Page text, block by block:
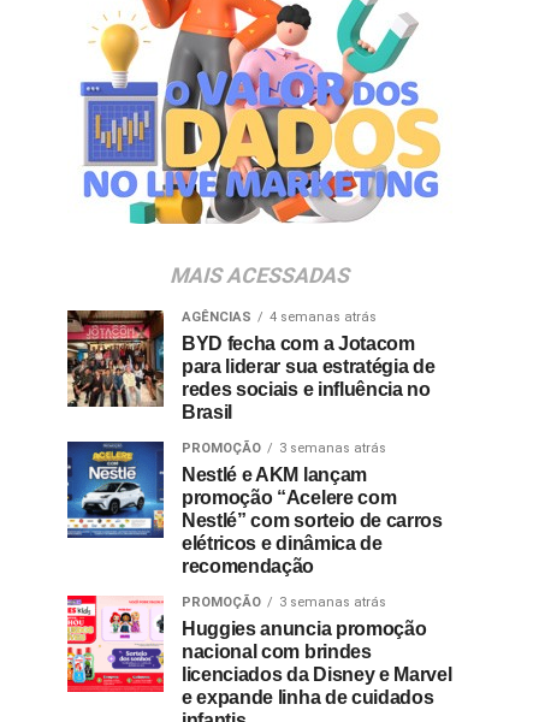
MAIS ACESSADAS
AGÊNCIAS 4 semanas atrás
BYD fecha com a Jotacom
para liderar sua estratégia de
redes sociais e influência no
Brasil
PROMOÇÃO 3 semanas atrás
Nestlé e AKM lançam
promoção “Acelere com
Nestlé” com sorteio de carros
elétricos e dinâmica de
recomendação
PROMOÇÃO 3 semanas atrás
Huggies anuncia promoção
nacional com brindes
licenciados da Disney e Marvel
e expande linha de cuidados